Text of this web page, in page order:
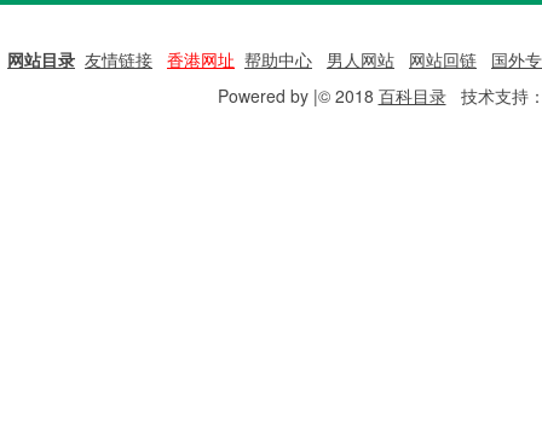
网站目录 友情链接 香港网址 帮助中心 男人网站 网站回链
国外
Powered by |© 2018 百科目录技术支持